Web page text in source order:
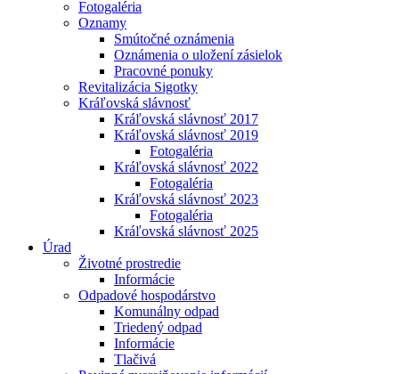
Fotogaléria
Oznamy
Smútočné oznámenia
Oznámenia o uložení zásielok
Pracovné ponuky
Revitalizácia Sigotky
Kráľovská slávnosť
Kráľovská slávnosť 2017
Kráľovská slávnosť 2019
Fotogaléria
Kráľovská slávnosť 2022
Fotogaléria
Kráľovská slávnosť 2023
Fotogaléria
Kráľovská slávnosť 2025
Úrad
Životné prostredie
Informácie
Odpadové hospodárstvo
Komunálny odpad
Triedený odpad
Informácie
Tlačivá